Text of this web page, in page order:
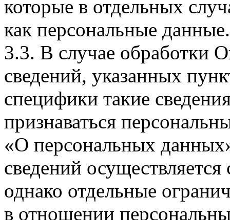
которые в отдельных
как персональные данные.
3.3. В случае обработки
сведений, указанных
специфики такие
признаваться
«О персональных
сведений
однако отдельные
в отношении